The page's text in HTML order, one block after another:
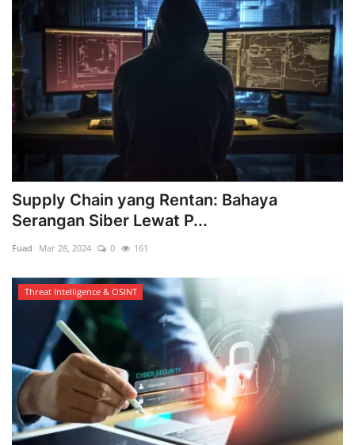
Supply Chain yang Rentan: Bahaya
Serangan Siber Lewat P...
Fuad Mar 28, 2024 0 161
Threat Intelligence & OSINT